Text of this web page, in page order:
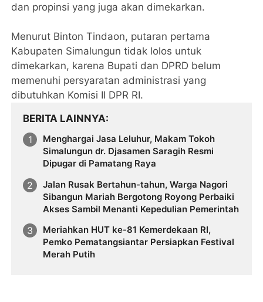
dan propinsi yang juga akan dimekarkan.
Menurut Binton Tindaon, putaran pertama
Kabupaten Simalungun tidak lolos untuk
dimekarkan, karena Bupati dan DPRD belum
memenuhi persyaratan administrasi yang
dibutuhkan Komisi II DPR RI.
BERITA LAINNYA
Menghargai Jasa Leluhur, Makam Tokoh
Simalungun dr. Djasamen Saragih Resmi
Dipugar di Pamatang Raya
Jalan Rusak Bertahun-tahun, Warga Nagori
Sibangun Mariah Bergotong Royong Perbaiki
Akses Sambil Menanti Kepedulian Pemerintah
Meriahkan HUT ke-81 Kemerdekaan RI,
Pemko Pematangsiantar Persiapkan Festival
Merah Putih